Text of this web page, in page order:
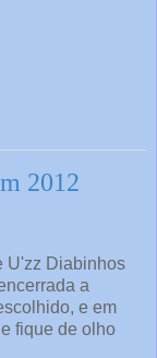
2012
U'zz Diabinhos
a
e em
fique de olho